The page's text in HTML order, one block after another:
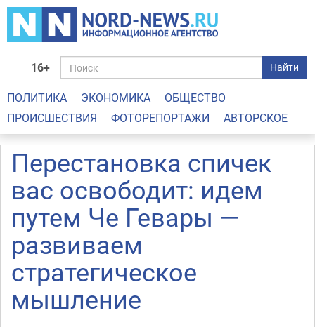
16+ Найти
ПОЛИТИКА ЭКОНОМИКА
ОБЩЕСТВО
ПРОИСШЕСТВИЯ
ФОТОРЕПОРТАЖИ АВТОРСКОЕ
Перестановка спичек
вас освободит: идем
путем Че Гевары —
развиваем
стратегическое
мышление